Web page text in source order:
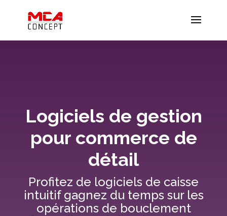
Logiciels de gestion
pour commerce de
détail
Profitez de logiciels de caisse
intuitif gagnez du temps sur les
opérations de bouclement